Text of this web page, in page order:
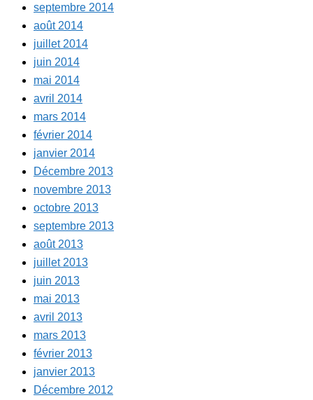
septembre 2014
août 2014
juillet 2014
juin 2014
mai 2014
avril 2014
mars 2014
février 2014
janvier 2014
Décembre 2013
novembre 2013
octobre 2013
septembre 2013
août 2013
juillet 2013
juin 2013
mai 2013
avril 2013
mars 2013
février 2013
janvier 2013
Décembre 2012